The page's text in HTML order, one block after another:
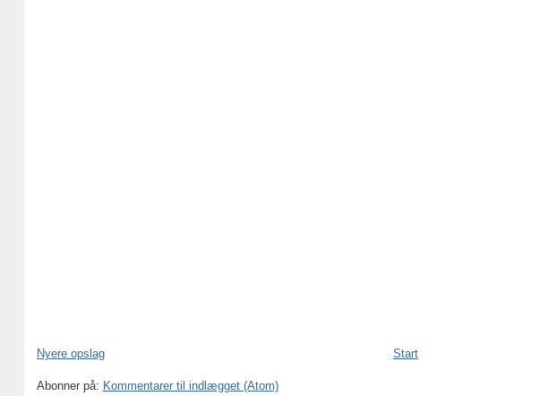
Nyere opslag Start
Abonner på: Kommentarer til indlægget (Atom)